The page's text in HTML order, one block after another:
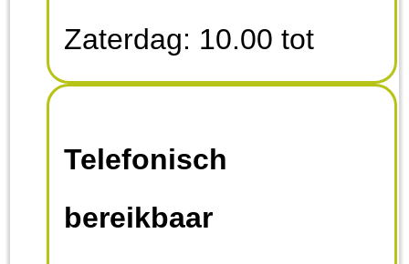
Zaterdag: 10.00 tot
feestdagen: gesloten
Telefonisch
bereikbaar